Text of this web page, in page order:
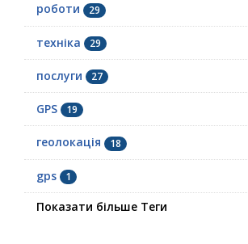
роботи 29
техніка 29
послуги 27
GPS 19
геолокація 18
gps 1
Показати більше Теги